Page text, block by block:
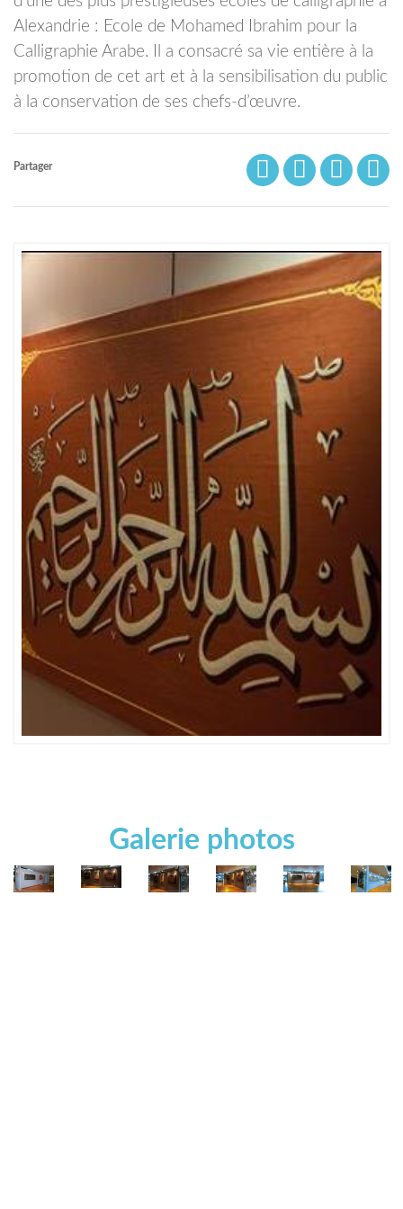
Alexandrie : Ecole de Mohamed Ibrahim pour la
Calligraphie Arabe. Il a consacré sa vie entière à la
promotion de cet art et à la sensibilisation du public
à la conservation de ses chefs-d’œuvre.
Partager
Galerie photos